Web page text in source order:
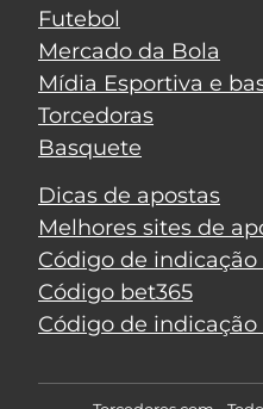
Futebol
Mercado da Bola
Mídia Esportiva e
Torcedoras
Basquete
Dicas de apostas
Melhores sites de
Código de
Código bet365
Código de